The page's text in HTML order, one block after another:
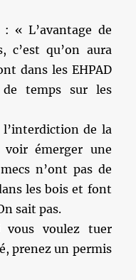
« L’avantage de
c’est qu’on aura
dans les EHPAD
temps sur les
de la
émerger une
n’ont pas de
les bois et font
sait pas.
voulez tuer
prenez un permis